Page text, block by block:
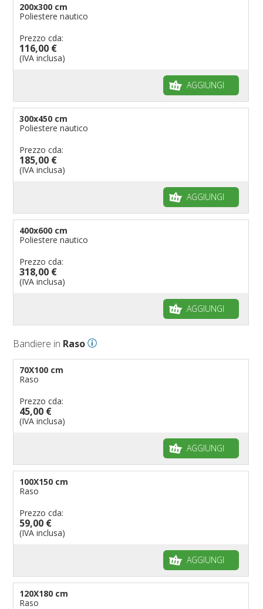
200x300 cm
Poliestere nautico
Prezzo cda:
116,00 €
(IVA inclusa)
AGGIUNGI
300x450 cm
Poliestere nautico
Prezzo cda:
185,00 €
(IVA inclusa)
AGGIUNGI
400x600 cm
Poliestere nautico
Prezzo cda:
318,00 €
(IVA inclusa)
AGGIUNGI
Bandiere in Raso
70X100 cm
Raso
Prezzo cda:
45,00 €
(IVA inclusa)
AGGIUNGI
100X150 cm
Raso
Prezzo cda:
59,00 €
(IVA inclusa)
AGGIUNGI
120X180 cm
Raso